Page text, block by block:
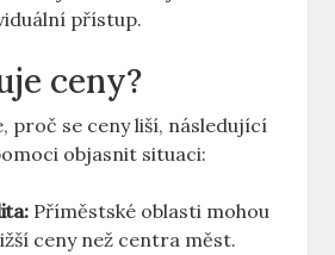
přístup.
ceny?
proč se ceny liší, následující
objasnit situaci:
Příměstské oblasti mohou
ceny než centra měst.